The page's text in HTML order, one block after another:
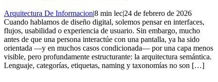
Arquitectura De Informacion|8 min lec|24 de febrero de 2026
Cuando hablamos de diseño digital, solemos pensar en interfaces,
flujos, usabilidad o experiencia de usuario. Sin embargo, mucho
antes de que una persona interactúe con una pantalla, ya ha sido
orientada —y en muchos casos condicionada— por una capa menos
visible, pero profundamente estructurante: la arquitectura semántica.
Lenguaje, categorías, etiquetas, naming y taxonomías no son […]